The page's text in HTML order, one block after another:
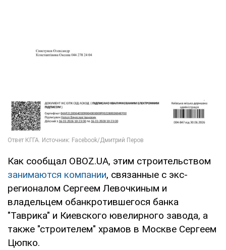
Как сообщал OBOZ.UA, этим строительством
занимаются компании, связанные с экс-
регионалом Сергеем Левочкиным и
владельцем обанкротившегося банка
"Таврика" и Киевского ювелирного завода, а
также "строителем" храмов в Москве Сергеем
Цюпко.